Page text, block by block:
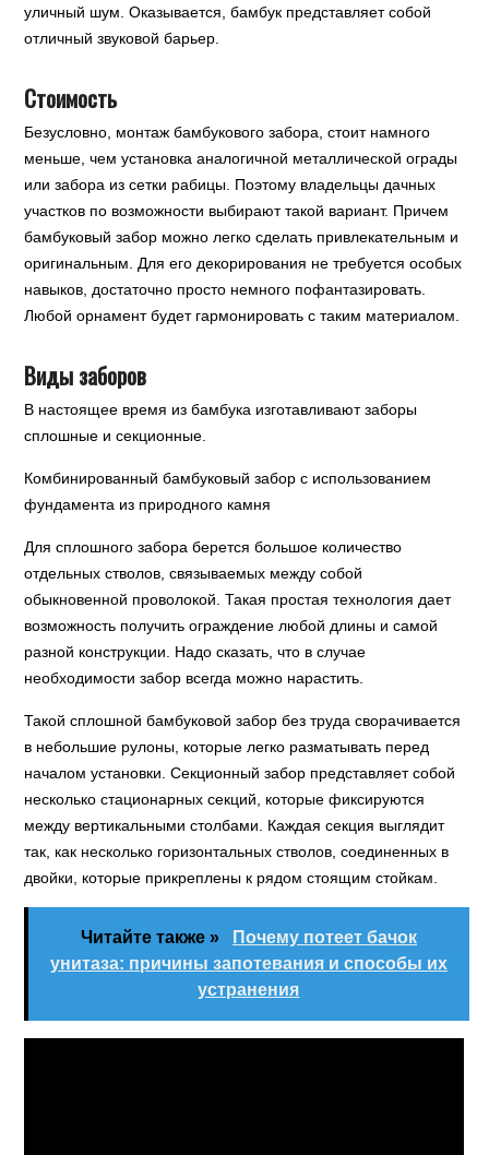
уличный шум. Оказывается, бамбук представляет собой
отличный звуковой барьер.
Стоимость
Безусловно, монтаж бамбукового забора, стоит намного
меньше, чем установка аналогичной металлической ограды
или забора из сетки рабицы. Поэтому владельцы дачных
участков по возможности выбирают такой вариант. Причем
бамбуковый забор можно легко сделать привлекательным и
оригинальным. Для его декорирования не требуется особых
навыков, достаточно просто немного пофантазировать.
Любой орнамент будет гармонировать с таким материалом.
Виды заборов
В настоящее время из бамбука изготавливают заборы
сплошные и секционные.
Комбинированный бамбуковый забор с использованием
фундамента из природного камня
Для сплошного забора берется большое количество
отдельных стволов, связываемых между собой
обыкновенной проволокой. Такая простая технология дает
возможность получить ограждение любой длины и самой
разной конструкции. Надо сказать, что в случае
необходимости забор всегда можно нарастить.
Такой сплошной бамбуковой забор без труда сворачивается
в небольшие рулоны, которые легко разматывать перед
началом установки. Секционный забор представляет собой
несколько стационарных секций, которые фиксируются
между вертикальными столбами. Каждая секция выглядит
так, как несколько горизонтальных стволов, соединенных в
двойки, которые прикреплены к рядом стоящим стойкам.
Читайте также »
Почему потеет бачок
унитаза: причины запотевания и способы их
устранения